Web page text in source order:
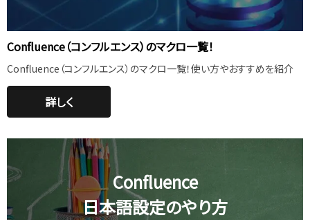
Confluence（コンフルエンス）のマクロ一覧！
Confluence（コンフルエンス）のマクロ一覧！使い方やおすすめを紹介
詳しく
Confluence
日本語設定のやり方